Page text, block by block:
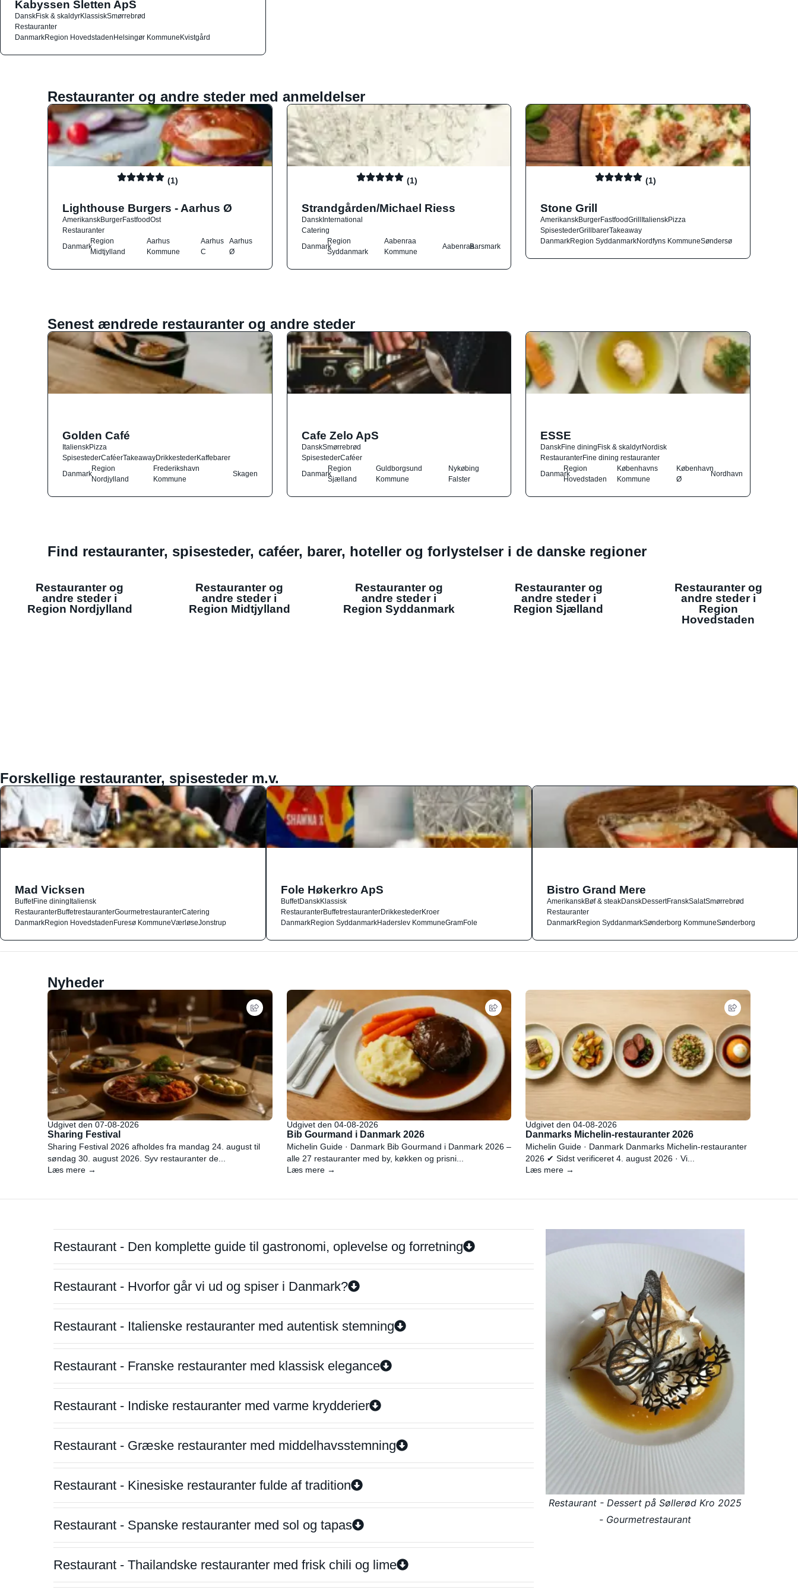
Kabyssen Sletten ApS
DanskFisk & skaldyrKlassiskSmørrebrød
Restauranter
DanmarkRegion HovedstadenHelsingør KommuneKvistgård
Restauranter og andre steder med anmeldelser
(1)
Lighthouse Burgers - Aarhus Ø
AmerikanskBurgerFastfoodOst
Restauranter
Danmark
Region
Midtjylland
Aarhus
Kommune
Aarhus
C
Aarhus
Ø
(1)
Strandgården/Michael Riess
DanskInternational
Catering
Danmark
Region
Syddanmark
Aabenraa
Kommune
AabenraaBarsmark
(1)
Stone Grill
AmerikanskBurgerFastfoodGrillItalienskPizza
SpisestederGrillbarerTakeaway
DanmarkRegion SyddanmarkNordfyns KommuneSøndersø
Senest ændrede restauranter og andre steder
Golden Café
ItalienskPizza
SpisestederCaféerTakeawayDrikkestederKaffebarer
Danmark
Region
Nordjylland
Frederikshavn
Kommune
Skagen
Cafe Zelo ApS
DanskSmørrebrød
SpisestederCaféer
Danmark
Region
Sjælland
Guldborgsund
Kommune
Nykøbing
Falster
ESSE
DanskFine diningFisk & skaldyrNordisk
RestauranterFine dining restauranter
Danmark
Region
Hovedstaden
Københavns
Kommune
København
Ø
Nordhavn
Find restauranter, spisesteder, caféer, barer, hoteller og forlystelser i de danske regioner
Restauranter og
andre steder i
Region Nordjylland
Restauranter og
andre steder i
Region Midtjylland
Restauranter og
andre steder i
Region Syddanmark
Restauranter og
andre steder i
Region Sjælland
Restauranter og
andre steder i
Region
Hovedstaden
Forskellige restauranter, spisesteder m.v.
Mad Vicksen
BuffetFine diningItaliensk
RestauranterBuffetrestauranterGourmetrestauranterCatering
DanmarkRegion HovedstadenFuresø KommuneVærløseJonstrup
Fole Høkerkro ApS
BuffetDanskKlassisk
RestauranterBuffetrestauranterDrikkestederKroer
DanmarkRegion SyddanmarkHaderslev KommuneGramFole
Bistro Grand Mere
AmerikanskBøf & steakDanskDessertFranskSalatSmørrebrød
Restauranter
DanmarkRegion SyddanmarkSønderborg KommuneSønderborg
Nyheder
Udgivet den 07-08-2026
Sharing Festival
Sharing Festival 2026 afholdes fra mandag 24. august til
søndag 30. august 2026. Syv restauranter de...
Læs mere →
Udgivet den 04-08-2026
Bib Gourmand i Danmark 2026
Michelin Guide · Danmark Bib Gourmand i Danmark 2026 –
alle 27 restauranter med by, køkken og prisni...
Læs mere →
Udgivet den 04-08-2026
Danmarks Michelin-restauranter 2026
Michelin Guide · Danmark Danmarks Michelin-restauranter
2026 ✔ Sidst verificeret 4. august 2026 · Vi...
Læs mere →
Restaurant - Den komplette guide til gastronomi, oplevelse og forretning
Restaurant - Hvorfor går vi ud og spiser i Danmark?
Restaurant - Italienske restauranter med autentisk stemning
Restaurant - Franske restauranter med klassisk elegance
Restaurant - Indiske restauranter med varme krydderier
Restaurant - Græske restauranter med middelhavsstemning
Restaurant - Kinesiske restauranter fulde af tradition
Restaurant - Spanske restauranter med sol og tapas
Restaurant - Thailandske restauranter med frisk chili og lime
Restaurant - Dessert på Søllerød Kro 2025
- Gourmetrestaurant